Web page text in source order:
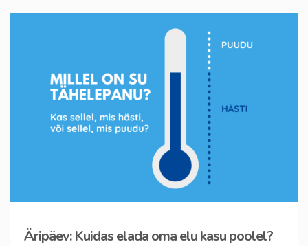
Äripäev: Kuidas elada oma elu kasu poolel?